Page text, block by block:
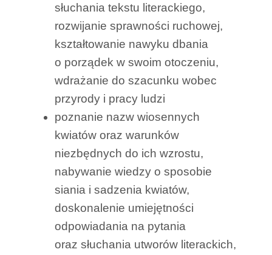
słuchania tekstu literackiego,
rozwijanie sprawności ruchowej,
kształtowanie nawyku dbania
o porządek w swoim otoczeniu,
wdrażanie do szacunku wobec
przyrody i pracy ludzi
poznanie nazw wiosennych
kwiatów oraz warunków
niezbędnych do ich wzrostu,
nabywanie wiedzy o sposobie
siania i sadzenia kwiatów,
doskonalenie umiejętności
odpowiadania na pytania
oraz słuchania utworów literackich,